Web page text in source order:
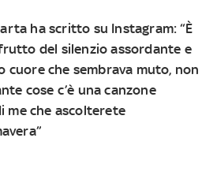
ha scritto su Instagram: “È
del silenzio assordante e
cuore che sembrava muto, non
cose c’è una canzone
me che ascolterete